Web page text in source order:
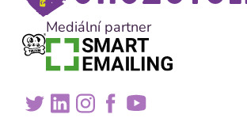
Mediální partner